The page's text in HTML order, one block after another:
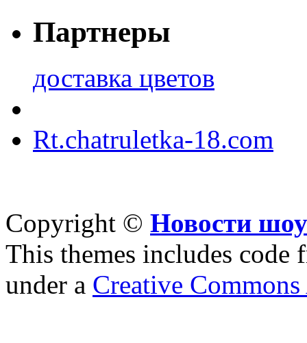
Партнеры
доставка цветов
Rt.chatruletka-18.com
Copyright © Новости
This themes includes code
under a Creative